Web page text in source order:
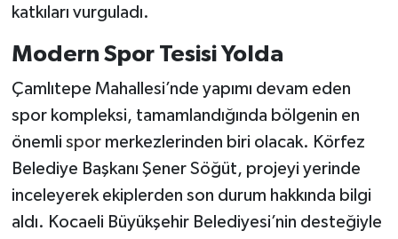
katkıları vurguladı.
Modern Spor Tesisi Yolda
Çamlıtepe Mahallesi’nde yapımı devam eden
spor kompleksi, tamamlandığında bölgenin en
önemli spor merkezlerinden biri olacak. Körfez
Belediye Başkanı Şener Söğüt, projeyi yerinde
inceleyerek ekiplerden son durum hakkında bilgi
aldı. Kocaeli Büyükşehir Belediyesi’nin desteğiyle